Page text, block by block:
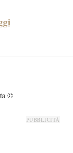
©
PUBBLICITÀ